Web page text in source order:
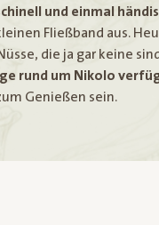
und einmal
Fließband aus.
die ja gar keine
rund um Nikolo
Genießen sein.